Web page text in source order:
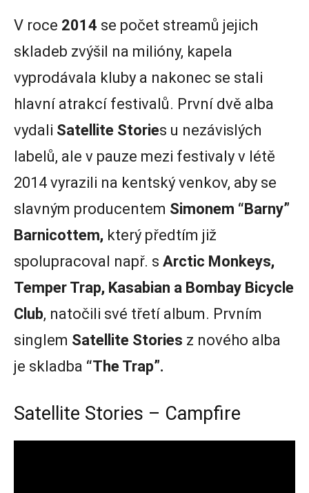
V roce 2014 se počet streamů jejich
skladeb zvýšil na milióny, kapela
vyprodávala kluby a nakonec se stali
hlavní atrakcí festivalů. První dvě alba
vydali Satellite Stories u nezávislých
labelů, ale v pauze mezi festivaly v létě
2014 vyrazili na kentský venkov, aby se
slavným producentem Simonem “Barny”
Barnicottem, který předtím již
spolupracoval např. s Arctic Monkeys,
Temper Trap, Kasabian a Bombay Bicycle
Club, natočili své třetí album. Prvním
singlem Satellite Stories z nového alba
je skladba “The Trap”.
Satellite Stories – Campfire